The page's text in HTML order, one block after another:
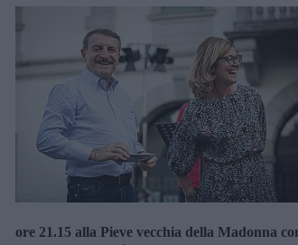
ore 21.15 alla Pieve vecchia della Madonna